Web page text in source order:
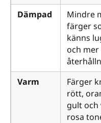
Dämpad
Mindre
färger
känns
och mer
Varm
Färger
rött,
gult och
rosa